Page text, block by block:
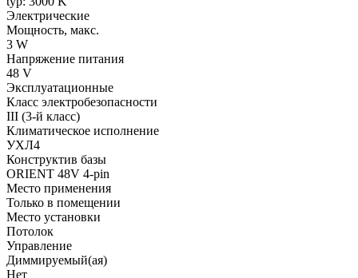
Электрические
Мощность, макс.
3 W
Напряжение питания
48 V
Эксплуатационные
Класс электробезопасности
III (3-й класс)
Климатическое исполнение
УХЛ4
Конструктив базы
ORIENT 48V 4-pin
Место применения
Только в помещении
Место установки
Потолок
Управление
Диммируемый(ая)
Нет